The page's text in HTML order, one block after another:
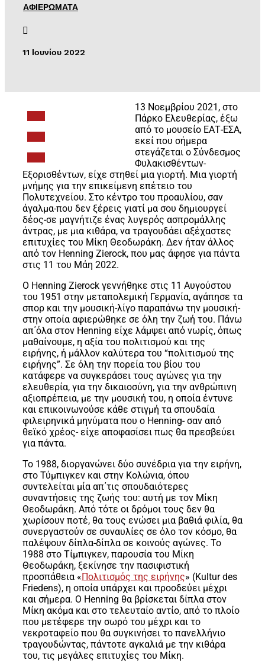
ΑΦΙΕΡΩΜΑΤΑ

11 Ιουνίου 2022
13 Νοεμβρίου 2021, στο
Πάρκο Ελευθερίας, έξω
από το μουσείο ΕΑΤ-ΕΣΑ,
εκεί που σήμερα
στεγάζεται ο Σύνδεσμος
Φυλακισθέντων-
Εξορισθέντων, είχε στηθεί μια γιορτή. Μια γιορτή
μνήμης για την επικείμενη επέτειο του
Πολυτεχνείου. Στο κέντρο του προαυλίου, σαν
άγαλμα-που δεν ξέρεις γιατί μα σου δημιουργεί
δέος-σε μαγνήτιζε ένας λυγερός ασπρομάλλης
άντρας, με μια κιθάρα, να τραγουδάει αξέχαστες
επιτυχίες του Μίκη Θεοδωράκη. Δεν ήταν άλλος
από τον Henning Zierock, που μας άφησε για πάντα
στις 11 του Μάη 2022.
Ο Henning Zierock γεννήθηκε στις 11 Αυγούστου
του 1951 στην μεταπολεμική Γερμανία, αγάπησε τα
σπορ και την μουσική-λίγο παραπάνω την μουσική-
στην οποία αφιερώθηκε σε όλη την ζωή του. Πάνω
απ΄όλα στον Henning είχε λάμψει από νωρίς, όπως
μαθαίνουμε, η αξία του πολιτισμού και της
ειρήνης, ή μάλλον καλύτερα του “πολιτισμού της
ειρήνης”. Σε όλη την πορεία του βίου του
κατάφερε να συγκεράσει τους αγώνες για την
ελευθερία, για την δικαιοσύνη, για την ανθρώπινη
αξιοπρέπεια, με την μουσική του, η οποία έντυνε
και επικοινωνούσε κάθε στιγμή τα σπουδαία
φιλειρηνικά μηνύματα που ο Henning- σαν από
θεϊκό χρέος- είχε αποφασίσει πως θα πρεσβεύει
για πάντα.
Το 1988, διοργανώνει δύο συνέδρια για την ειρήνη,
στο Τύμπιγκεν και στην Κολώνια, όπου
συντελείται μία απ΄τις σπουδαιότερες
συναντήσεις της ζωής του: αυτή με τον Μίκη
Θεοδωράκη. Από τότε οι δρόμοι τους δεν θα
χωρίσουν ποτέ, θα τους ενώσει μια βαθιά φιλία, θα
συνεργαστούν σε συναυλίες σε όλο τον κόσμο, θα
παλέψουν δίπλα-δίπλα σε κοινούς αγώνες. Το
1988 στο Τίμπιγκεν, παρουσία του Μίκη
Θεοδωράκη, ξεκίνησε την πασιφιστική
προσπάθεια «Πολιτισμός της ειρήνης» (Kultur des
Friedens), η οποία υπάρχει και προοδεύει μέχρι
και σήμερα. Ο Henning θα βρίσκεται δίπλα στον
Μίκη ακόμα και στο τελευταίο αντίο, από το πλοίο
που μετέφερε την σωρό του μέχρι και το
νεκροταφείο που θα συγκινήσει το πανελλήνιο
τραγουδώντας, πάντοτε αγκαλιά με την κιθάρα
του, τις μεγάλες επιτυχίες του Μίκη.